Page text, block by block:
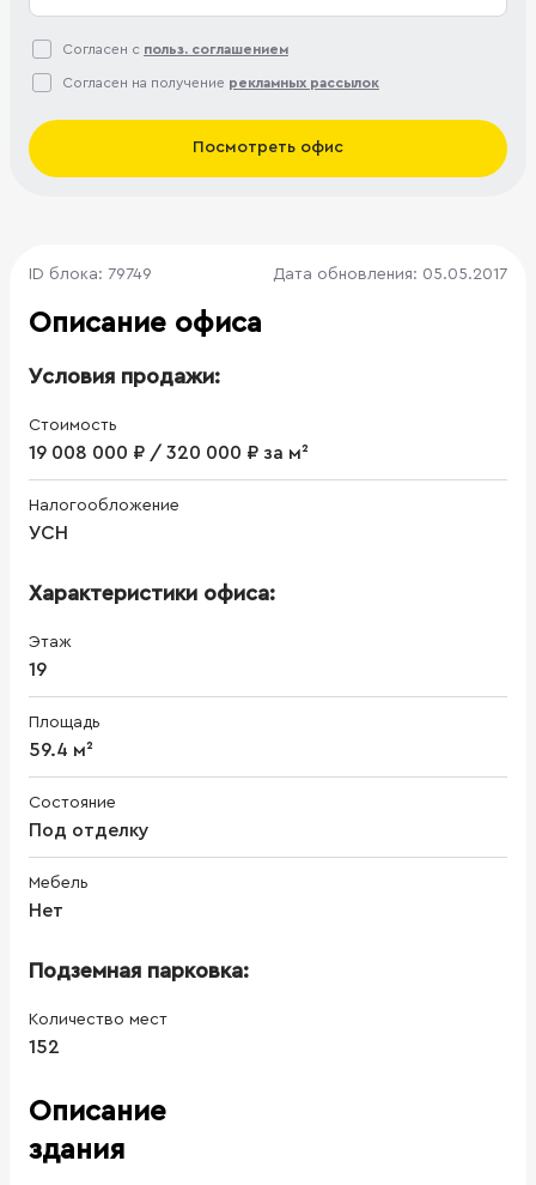
Согласен с польз. соглашением
Согласен на получение рекламных рассылок
Посмотреть офис
ID блока: 79749 Дата обновления: 05.05.2017
Описание офиса
Условия продажи:
Стоимость
19 008 000 ₽ / 320 000 ₽ за м²
Налогообложение
УСН
Характеристики офиса:
Этаж
19
Площадь
59.4 м²
Состояние
Под отделку
Мебель
Нет
Подземная парковка:
Количество мест
152
Описание
здания